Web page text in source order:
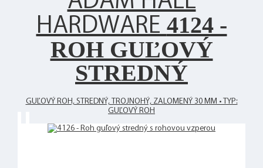
HARDWARE 4124 -
ROH GUĽOVÝ
STREDNÝ
GUĽOVÝ ROH, STREDNÝ, TROJNOHÝ, ZALOMENÝ 30 MM • TYP:
GUĽOVÝ ROH